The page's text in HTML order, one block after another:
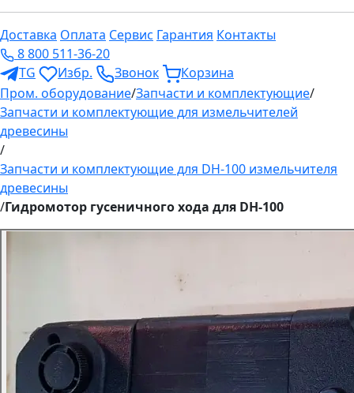
Доставка Оплата Сервис Гарантия Контакты
8 800 511-36-20
TG
Избр. Звонок
Корзина
Пром. оборудование/Запчасти и комплектующие/
Запчасти и комплектующие для измельчителей
древесины
/
Запчасти и комплектующие для DH-100 измельчителя
древесины
/Гидромотор гусеничного хода для DH-100